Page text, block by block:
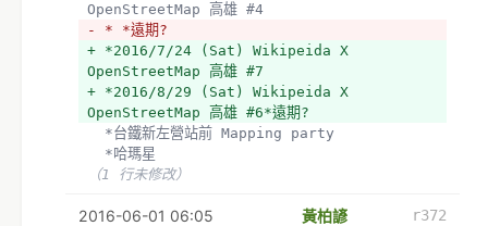
OpenStreetMap 高雄 #4
- * *遠期?
+ *2016/7/24 (Sat) Wikipeida X
OpenStreetMap 高雄 #7
+ *2016/8/29 (Sat) Wikipeida X
OpenStreetMap 高雄 #6*遠期?
  *台鐵新左營站前 Mapping party
  *哈瑪星
（1 行未修改）
2016-06-01 06:05 黃柏諺
r372